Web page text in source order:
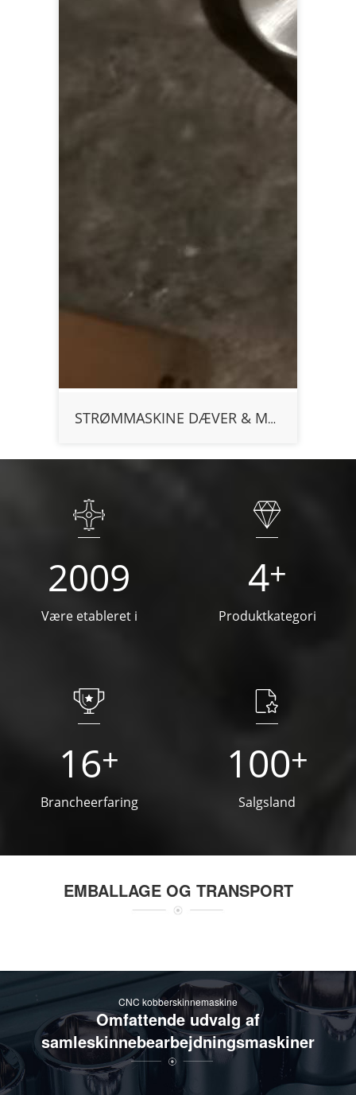
STRØMMASKINE DÆVER & MØBLE
2009
Være etableret i
4+
Produktkategori
16+
Brancheerfaring
100+
Salgsland
EMBALLAGE OG TRANSPORT
CNC kobberskinnemaskine
Omfattende udvalg af
samleskinnebearbejdningsmaskiner